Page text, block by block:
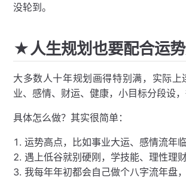
没轮到。
★人生规划也要配合运
大多数人十年规划画得特别满，实际
业、感情、财运、健康，小目标分段设，
具体怎么做？其实很简单：
运势高点，比如事业大运、感情流年
遇上低谷就别硬刚，学技能、理性理
我每年年初都会自己做个八字流年